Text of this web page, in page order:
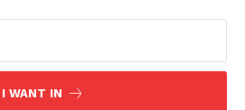
I WANT IN